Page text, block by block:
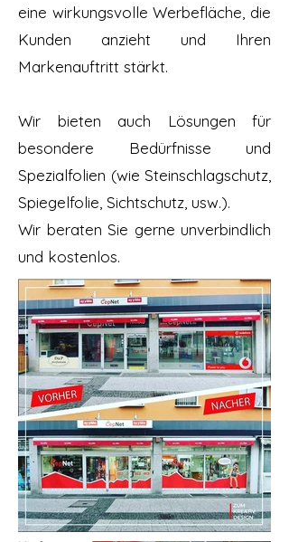
eine wirkungsvolle Werbefläche, die
Kunden anzieht und Ihren
Markenauftritt stärkt.
Wir bieten auch Lösungen für
besondere Bedürfnisse und
Spezialfolien (wie Steinschlagschutz,
Spiegelfolie, Sichtschutz, usw.).
Wir beraten Sie gerne unverbindlich
und kostenlos.